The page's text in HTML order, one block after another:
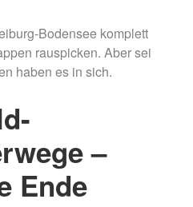
Bodensee komplett
rauspicken. Aber sei
haben es in sich.
–
Ende